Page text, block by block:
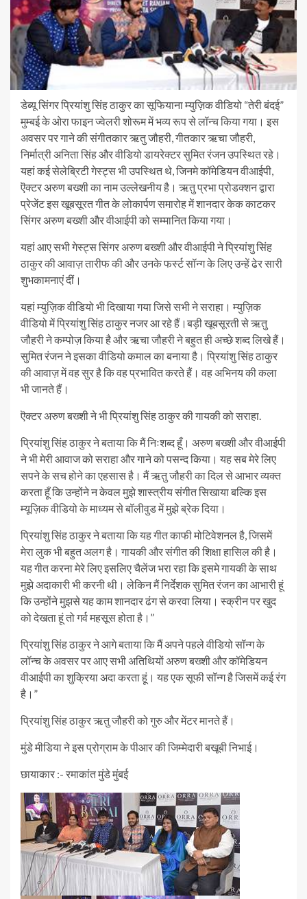
डेब्यू सिंगर प्रियांशु सिंह ठाकुर का सूफियाना म्युज़िक वीडियो “तेरी बंदई”
मुम्बई के ओरा फाइन ज्वेलरी शोरूम में भव्य रूप से लॉन्च किया गया। इस
अवसर पर गाने की संगीतकार ऋतु जौहरी, गीतकार ऋचा जौहरी,
निर्मात्री अनिता सिंह और वीडियो डायरेक्टर सुमित रंजन उपस्थित रहे।
यहां कई सेलेब्रिटी गेस्ट्स भी उपस्थित थे, जिनमे कॉमेडियन वीआईपी,
ऎक्टर अरुण बख्शी का नाम उल्लेखनीय है। ऋतु प्रभा प्रोडक्शन द्वारा
प्रेजेंट इस खूबसूरत गीत के लोकार्पण समारोह में शानदार केक काटकर
सिंगर अरुण बख्शी और वीआईपी को सम्मानित किया गया।
यहां आए सभी गेस्ट्स सिंगर अरुण बख्शी और वीआईपी ने प्रियांशु सिंह
ठाकुर की आवाज़ तारीफ की और उनके फर्स्ट सॉन्ग के लिए उन्हें ढेर सारी
शुभकामनाएं दीं।
यहां म्युज़िक वीडियो भी दिखाया गया जिसे सभी ने सराहा। म्युज़िक
वीडियो में प्रियांशु सिंह ठाकुर नजर आ रहे हैं।बड़ी खूबसूरती से ऋतु
जौहरी ने कम्पोज़ किया है और ऋचा जौहरी ने बहुत ही अच्छे शब्द लिखे हैं।
सुमित रंजन ने इसका वीडियो कमाल का बनाया है। प्रियांशु सिंह ठाकुर
की आवाज़ में वह सुर है कि वह प्रभावित करते हैं। वह अभिनय की कला
भी जानते हैं।
ऎक्टर अरुण बख्शी ने भी प्रियांशु सिंह ठाकुर की गायकी को सराहा.
प्रियांशु सिंह ठाकुर ने बताया कि मैं निःशब्द हूँ। अरुण बख्शी और वीआईपी
ने भी मेरी आवाज को सराहा और गाने को पसन्द किया। यह सब मेरे लिए
सपने के सच होने का एहसास है। मैं ऋतु जौहरी का दिल से आभार व्यक्त
करता हूँ कि उन्होंने न केवल मुझे शास्त्रीय संगीत सिखाया बल्कि इस
म्यूज़िक वीडियो के माध्यम से बॉलीवुड में मुझे ब्रेक दिया।
प्रियांशु सिंह ठाकुर ने बताया कि यह गीत काफी मोटिवेशनल है, जिसमें
मेरा लुक भी बहुत अलग है। गायकी और संगीत की शिक्षा हासिल की है।
यह गीत करना मेरे लिए इसलिए चैलेंज भरा रहा कि इसमे गायकी के साथ
मुझे अदाकारी भी करनी थी। लेकिन मैं निर्देशक सुमित रंजन का आभारी हूं
कि उन्होंने मुझसे यह काम शानदार ढंग से करवा लिया। स्क्रीन पर खुद
को देखता हूं तो गर्व महसूस होता है।”
प्रियांशु सिंह ठाकुर ने आगे बताया कि मैं अपने पहले वीडियो सॉन्ग के
लॉन्च के अवसर पर आए सभी अतिथियों अरुण बख्शी और कॉमेडियन
वीआईपी का शुक्रिया अदा करता हूं। यह एक सूफी सॉन्ग है जिसमें कई रंग
है।”
प्रियांशु सिंह ठाकुर ऋतु जौहरी को गुरु और मेंटर मानते हैं।
मुंडे मीडिया ने इस प्रोग्राम के पीआर की जिम्मेदारी बखूबी निभाई।
छायाकार :- रमाकांत मुंडे मुंबई